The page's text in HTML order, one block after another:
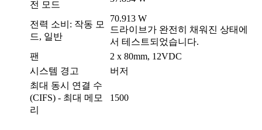
전 모드
전력 소비: 작동 모
드, 일반
70.913 W
드라이브가 완전히 채워진 상태에
서 테스트되었습니다.
팬
2 x 80mm, 12VDC
시스템 경고
버저
최대 동시 연결 수
(CIFS) - 최대 메모
리
1500